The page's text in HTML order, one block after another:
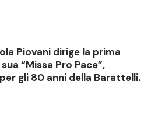
Piovani dirige la prima
“Missa Pro Pace”,
gli 80 anni della Barattelli.